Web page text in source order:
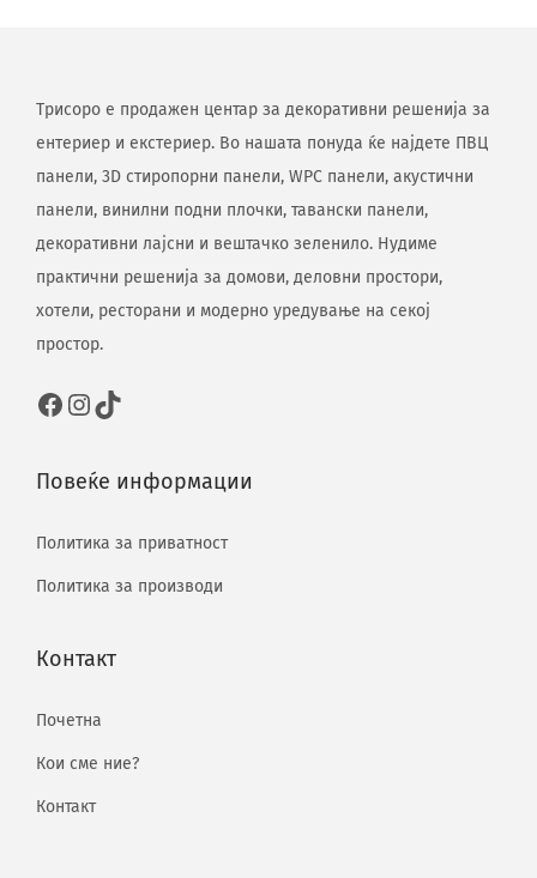
Трисоро е продажен центар за декоративни решенија за
ентериер и екстериер. Во нашата понуда ќе најдете ПВЦ
панели, 3D стиропорни панели, WPC панели, акустични
панели, винилни подни плочки, тавански панели,
декоративни лајсни и вештачко зеленило. Нудиме
практични решенија за домови, деловни простори,
хотели, ресторани и модерно уредување на секој
простор.
Повеќе информации
Политика за приватност
Политика за производи
Контакт
Почетна
Кои сме ние?
Контакт